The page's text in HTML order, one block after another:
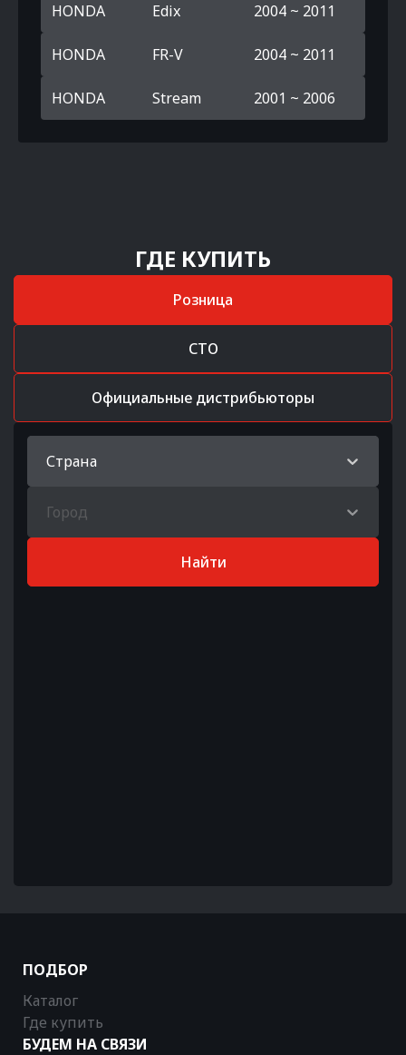
HONDA Edix 2004 ~ 2011
HONDA FR-V 2004 ~ 2011
HONDA Stream 2001 ~ 2006
ГДЕ КУПИТЬ
Розница
СТО
Официальные дистрибьюторы
Страна
Город
Найти
ПОДБОР
Каталог
Где купить
БУДЕМ НА СВЯЗИ